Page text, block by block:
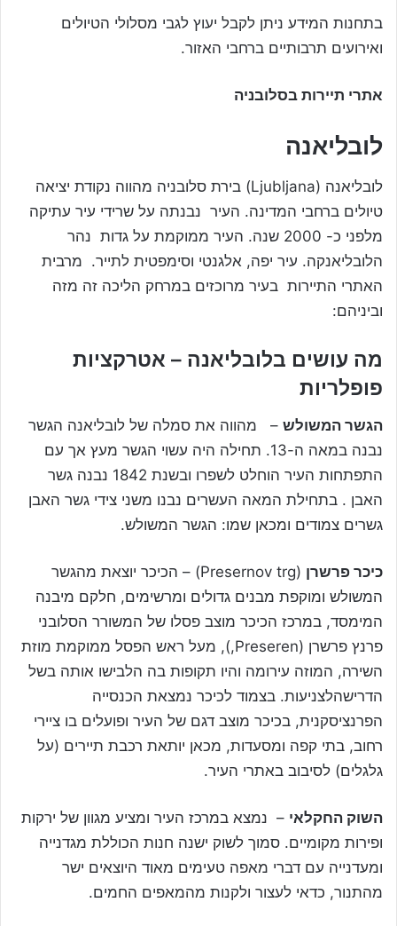
בתחנות המידע ניתן לקבל יעוץ לגבי מסלולי הטיולים
ואירועים תרבותיים ברחבי האזור.
אתרי תיירות בסלובניה
לובליאנה
לובליאנה (Ljubljana) בירת סלובניה מהווה נקודת יציאה
טיולים ברחבי המדינה. העיר נבנתה על שרידי עיר עתיקה
מלפני כ- 2000 שנה. העיר ממוקמת על גדות נהר
הלובליאנקה. עיר יפה, אלגנטי וסימפטית לתייר. מרבית
האתרי התיירות בעיר מרוכזים במרחק הליכה זה מזה
וביניהם:
מה עושים בלובליאנה – אטרקציות
פופלריות
הגשר המשולש – מהווה את סמלה של לובליאנה הגשר
נבנה במאה ה-13. תחילה היה עשוי הגשר מעץ אך עם
התפתחות העיר הוחלט לשפרו ובשנת 1842 נבנה גשר
האבן . בתחילת המאה העשרים נבנו משני צידי גשר האבן
גשרים צמודים ומכאן שמו: הגשר המשולש.
כיכר פרשרן
(Presernov trg) – הכיכר יוצאת מהגשר
המשולש ומוקפת מבנים גדולים ומרשימים, חלקם מיבנה
המימסד, במרכז הכיכר מוצב פסלו של המשורר הסלובני
פרנץ פרשרן (Preseren,), מעל ראש הפסל ממוקמת מוזת
השירה, המוזה עירומה והיו תקופות בה הלבישו אותה בשל
הדרישהלצניעות. בצמוד לכיכר נמצאת הכנסייה
הפרנציסקנית, בכיכר מוצב דגם של העיר ופועלים בו ציירי
רחוב, בתי קפה ומסעדות, מכאן יותאת רכבת תיירים (על
גלגלים) לסיבוב באתרי העיר.
השוק החקלאי – נמצא במרכז העיר ומציע מגוון של ירקות
ופירות מקומיים. סמוך לשוק ישנה חנות הכוללת מגדנייה
ומעדנייה עם דברי מאפה טעימים מאוד היוצאים ישר
מהתנור, כדאי לעצור ולקנות מהמאפים החמים.